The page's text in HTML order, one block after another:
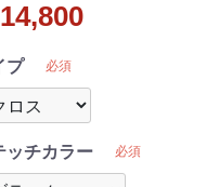
イヤ/ブロック 受注
プ 必須
ッチカラー 必須